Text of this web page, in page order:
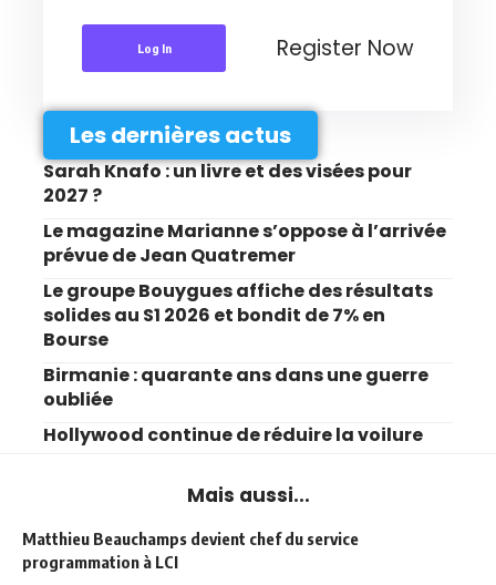
Log In Register Now
Les dernières actus
Sarah Knafo : un livre et des visées pour
2027 ?
Le magazine Marianne s’oppose à l’arrivée
prévue de Jean Quatremer
Le groupe Bouygues affiche des résultats
solides au S1 2026 et bondit de 7% en
Bourse
Birmanie : quarante ans dans une guerre
oubliée
Hollywood continue de réduire la voilure
Mais aussi...
Matthieu Beauchamps devient chef du service
programmation à LCI